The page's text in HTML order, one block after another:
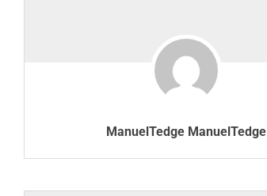
ManuelTedge ManuelTedge